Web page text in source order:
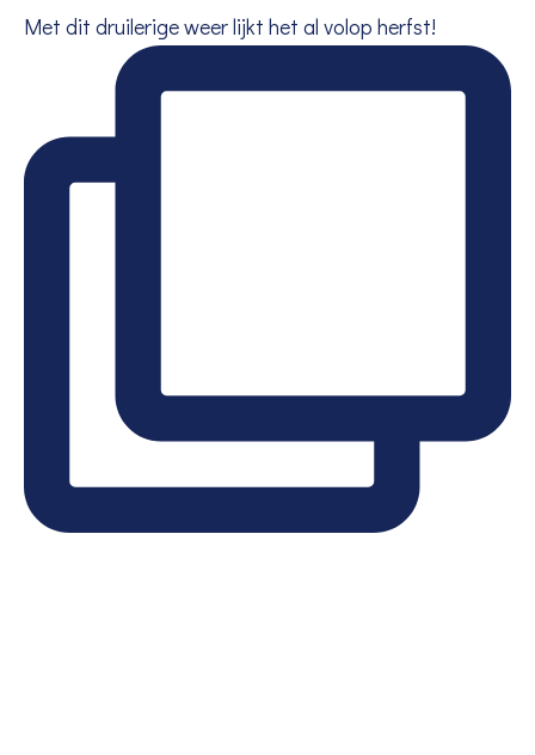
Met dit druilerige weer lijkt het al volop herfst!